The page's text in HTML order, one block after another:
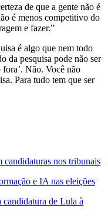
de que a gente não é
é menos competitivo do
e fazer.”
é algo que nem todo
da pesquisa pode não ser
Não. Você não
Para tudo tem que ser
candidaturas nos tribunais
e IA nas eleições
de Lula à